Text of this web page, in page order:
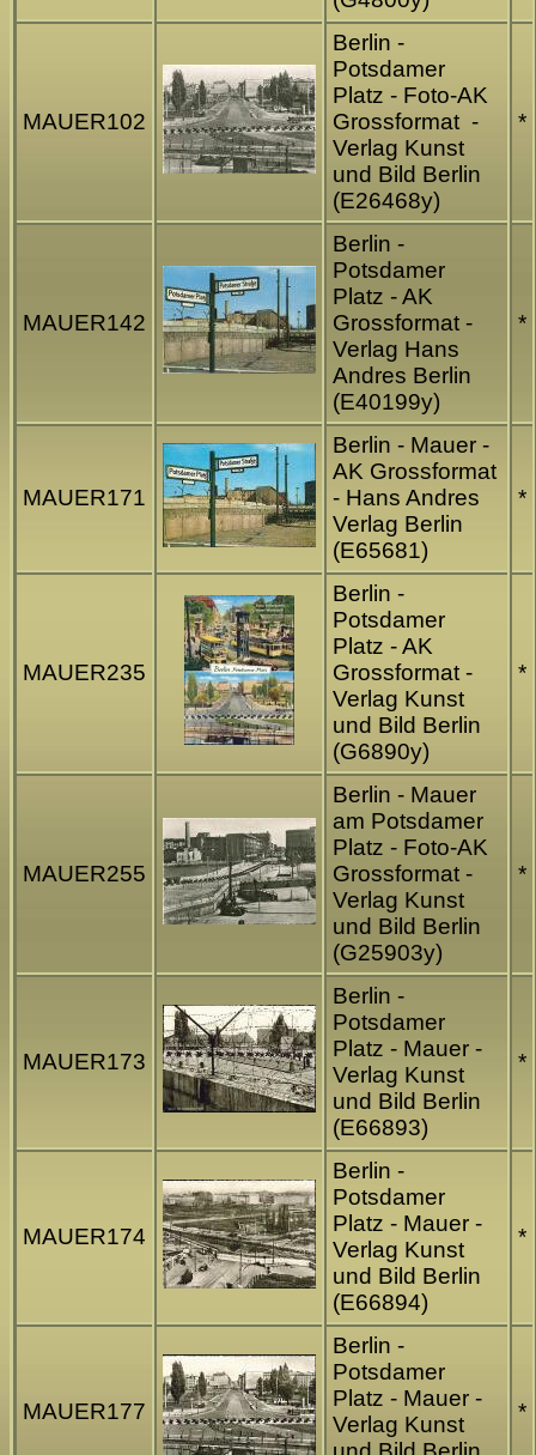
MAUER102
Berlin -
Potsdamer
Platz - Foto-AK
Grossformat -
Verlag Kunst
und Bild Berlin
(E26468y)
*
MAUER142
Berlin -
Potsdamer
Platz - AK
Grossformat -
Verlag Hans
Andres Berlin
(E40199y)
*
MAUER171
Berlin - Mauer -
AK Grossformat
- Hans Andres
Verlag Berlin
(E65681)
*
MAUER235
Berlin -
Potsdamer
Platz - AK
Grossformat -
Verlag Kunst
und Bild Berlin
(G6890y)
*
MAUER255
Berlin - Mauer
am Potsdamer
Platz - Foto-AK
Grossformat -
Verlag Kunst
und Bild Berlin
(G25903y)
*
MAUER173
Berlin -
Potsdamer
Platz - Mauer -
Verlag Kunst
und Bild Berlin
(E66893)
*
MAUER174
Berlin -
Potsdamer
Platz - Mauer -
Verlag Kunst
und Bild Berlin
(E66894)
*
MAUER177
Berlin -
Potsdamer
Platz - Mauer -
Verlag Kunst
*